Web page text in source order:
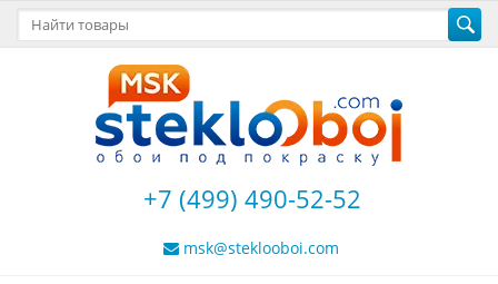
+7 (499) 490-52-52
msk@steklooboi.com